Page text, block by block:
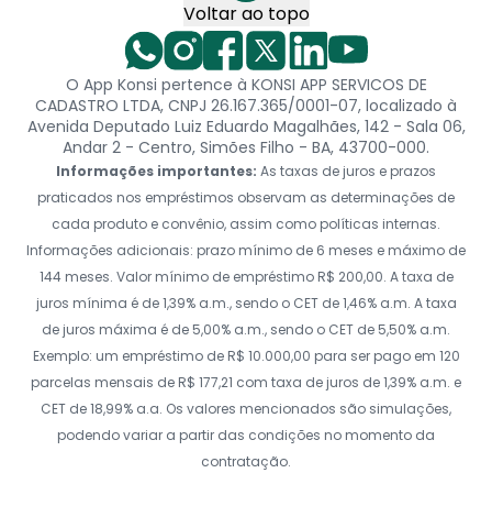
Voltar ao topo
O App Konsi pertence à KONSI APP SERVICOS DE
CADASTRO LTDA, CNPJ 26.167.365/0001-07, localizado à
Avenida Deputado Luiz Eduardo Magalhães, 142 - Sala 06,
Andar 2 - Centro, Simões Filho - BA, 43700-000.
Informações importantes: As taxas de juros e prazos
praticados nos empréstimos observam as determinações de
cada produto e convênio, assim como políticas internas.
Informações adicionais: prazo mínimo de 6 meses e máximo de
144 meses. Valor mínimo de empréstimo R$ 200,00. A taxa de
juros mínima é de 1,39% a.m., sendo o CET de 1,46% a.m. A taxa
de juros máxima é de 5,00% a.m., sendo o CET de 5,50% a.m.
Exemplo: um empréstimo de R$ 10.000,00 para ser pago em 120
parcelas mensais de R$ 177,21 com taxa de juros de 1,39% a.m. e
CET de 18,99% a.a. Os valores mencionados são simulações,
podendo variar a partir das condições no momento da
contratação.